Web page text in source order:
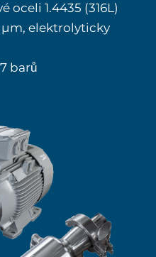
oceli 1.4435 (316L)
µm, elektrolyticky
barů